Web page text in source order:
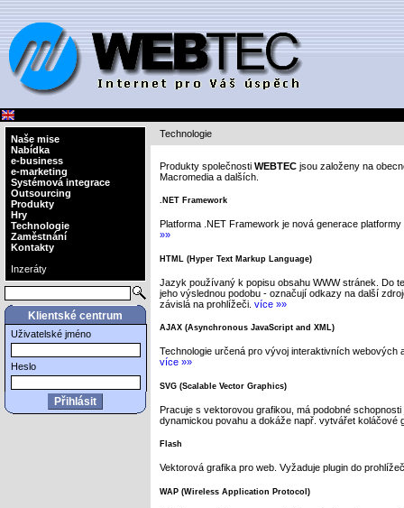
Naše mise
Nabídka
e-business
e-marketing
Systémová integrace
Outsourcing
Produkty
Hry
Technologie
Zaměstnání
Kontakty
Inzeráty
Klientské centrum
Uživatelské jméno
Heslo
Technologie
Produkty společnosti WEBTEC jsou založeny na
Macromedia a dalších.
.NET Framework
Platforma .NET Framework je nová generace
»»
HTML (Hyper Text Markup Language)
Jazyk používaný k popisu obsahu WWW stránek. Do
jeho výslednou podobu - označují odkazy na další
závislá na prohlížeči. více »»
AJAX (Asynchronous JavaScript and XML)
Technologie určená pro vývoj interaktivních
více »»
SVG (Scalable Vector Graphics)
Pracuje s vektorovou grafikou, má podobné
dynamickou povahu a dokáže např. vytvářet
Flash
Vektorová grafika pro web. Vyžaduje plugin do
WAP (Wireless Application Protocol)